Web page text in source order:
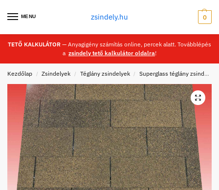
MENU zsindely.hu 0
TETŐ KALKULÁTOR — Anyagigény számítás online, percek alatt. Továbblépés
a zsindely tető kalkulátor oldalra!
Kezdőlap / Zsindelyek / Téglány zsindelyek / Superglass téglány zsindelyek